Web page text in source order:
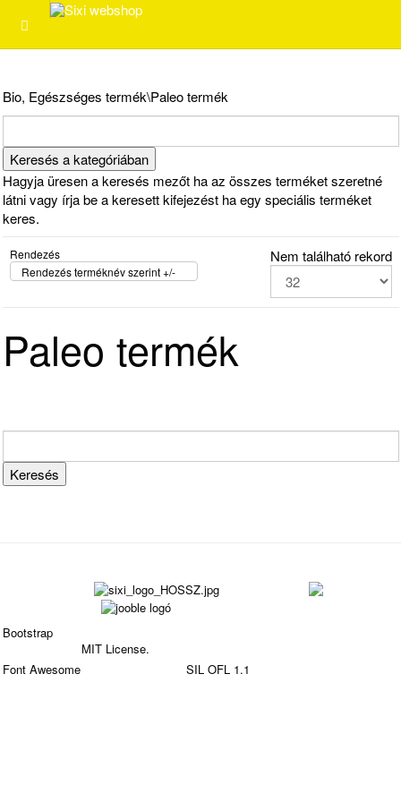
Bio, Egészséges termék\Paleo termék
Hagyja üresen a keresés mezőt ha az összes terméket szeretné
látni vagy írja be a keresett kifejezést ha egy speciális terméket
keres.
Rendezés
Rendezés terméknév szerint +/-
Nem található rekord
Paleo termék
Bootstrap
MIT License.
Font Awesome
SIL OFL 1.1